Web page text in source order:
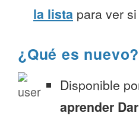
la lista para ver
¿Qué es nuevo?
Disponible
aprender